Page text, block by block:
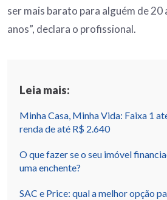
ser mais barato para alguém de 20
anos”, declara o profissional.
Leia mais:
Minha Casa, Minha Vida: Faixa 1
renda de até R$ 2.640
O que fazer se o seu imóvel
uma enchente?
SAC e Price: qual a melhor opção